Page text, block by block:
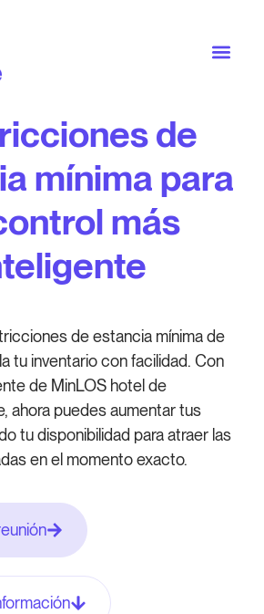
de
mínima para
más
de estancia mínima de
tu inventario con facilidad. Con
de MinLOS hotel de
ahora puedes aumentar tus
tu disponibilidad para atraer las
en el momento exacto.